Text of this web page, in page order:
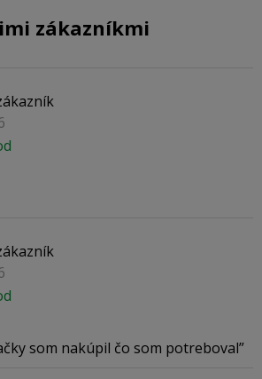
zákazníkmi
som nakúpil čo som potreboval